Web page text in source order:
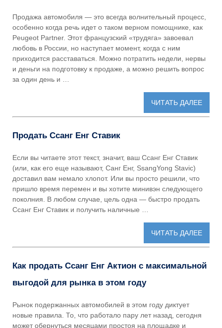
Продажа автомобиля — это всегда волнительный процесс,
особенно когда речь идет о таком верном помощнике, как
Peugeot Partner. Этот французский «трудяга» завоевал
любовь в России, но наступает момент, когда с ним
приходится расставаться. Можно потратить недели, нервы
и деньги на подготовку к продаже, а можно решить вопрос
за один день и …
ЧИТАТЬ ДАЛЕЕ
Продать Ссанг Енг Ставик
Если вы читаете этот текст, значит, ваш Ссанг Енг Ставик
(или, как его еще называют, Санг Енг, SsangYong Stavic)
доставил вам немало хлопот. Или вы просто решили, что
пришло время перемен и вы хотите минивэн следующего
поколния. В любом случае, цель одна — быстро продать
Ссанг Енг Ставик и получить наличные …
ЧИТАТЬ ДАЛЕЕ
Как продать Ссанг Енг Актион с максимальной
выгодой для рынка в этом году
Рынок подержанных автомобилей в этом году диктует
новые правила. То, что работало пару лет назад, сегодня
может обернуться месяцами простоя на площадке и